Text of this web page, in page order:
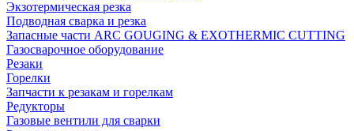
Экзотермическая резка
Подводная сварка и резка
Запасные части ARC GOUGING & EXOTHERMIC CUTTING
Газосварочное оборудование
Резаки
Горелки
Запчасти к резакам и горелкам
Редукторы
Газовые вентили для сварки